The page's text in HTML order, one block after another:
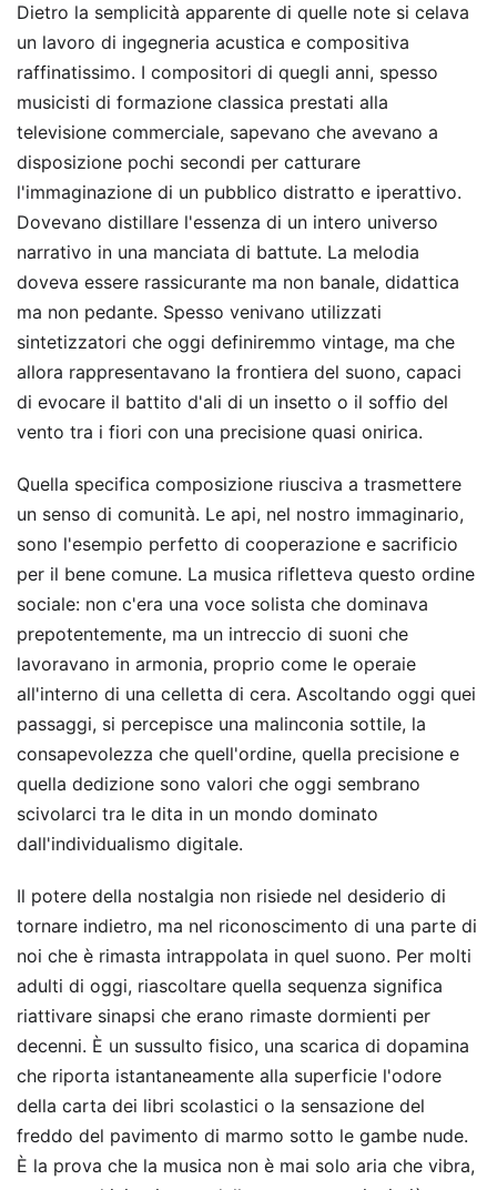
Dietro la semplicità apparente di quelle note si celava
un lavoro di ingegneria acustica e compositiva
raffinatissimo. I compositori di quegli anni, spesso
musicisti di formazione classica prestati alla
televisione commerciale, sapevano che avevano a
disposizione pochi secondi per catturare
l'immaginazione di un pubblico distratto e iperattivo.
Dovevano distillare l'essenza di un intero universo
narrativo in una manciata di battute. La melodia
doveva essere rassicurante ma non banale, didattica
ma non pedante. Spesso venivano utilizzati
sintetizzatori che oggi definiremmo vintage, ma che
allora rappresentavano la frontiera del suono, capaci
di evocare il battito d'ali di un insetto o il soffio del
vento tra i fiori con una precisione quasi onirica.
Quella specifica composizione riusciva a trasmettere
un senso di comunità. Le api, nel nostro immaginario,
sono l'esempio perfetto di cooperazione e sacrificio
per il bene comune. La musica rifletteva questo ordine
sociale: non c'era una voce solista che dominava
prepotentemente, ma un intreccio di suoni che
lavoravano in armonia, proprio come le operaie
all'interno di una celletta di cera. Ascoltando oggi quei
passaggi, si percepisce una malinconia sottile, la
consapevolezza che quell'ordine, quella precisione e
quella dedizione sono valori che oggi sembrano
scivolarci tra le dita in un mondo dominato
dall'individualismo digitale.
Il potere della nostalgia non risiede nel desiderio di
tornare indietro, ma nel riconoscimento di una parte di
noi che è rimasta intrappolata in quel suono. Per molti
adulti di oggi, riascoltare quella sequenza significa
riattivare sinapsi che erano rimaste dormienti per
decenni. È un sussulto fisico, una scarica di dopamina
che riporta istantaneamente alla superficie l'odore
della carta dei libri scolastici o la sensazione del
freddo del pavimento di marmo sotto le gambe nude.
È la prova che la musica non è mai solo aria che vibra,